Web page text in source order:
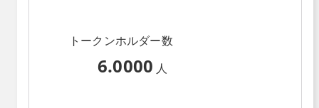
トークンホルダー数
6.0000 人